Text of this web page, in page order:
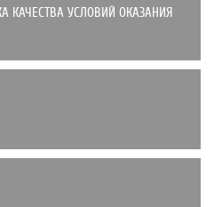
КАЧЕСТВА УСЛОВИЙ ОКАЗАНИЯ